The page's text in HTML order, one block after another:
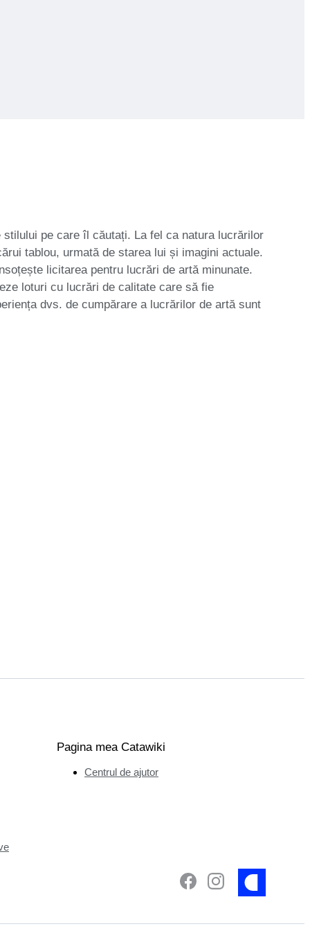
pe care îl căutați. La fel ca natura lucrărilor
tablou, urmată de starea lui și imagini actuale.
licitarea pentru lucrări de artă minunate.
loturi cu lucrări de calitate care să fie
dvs. de cumpărare a lucrărilor de artă sunt
Pagina mea Catawiki
Centrul de ajutor